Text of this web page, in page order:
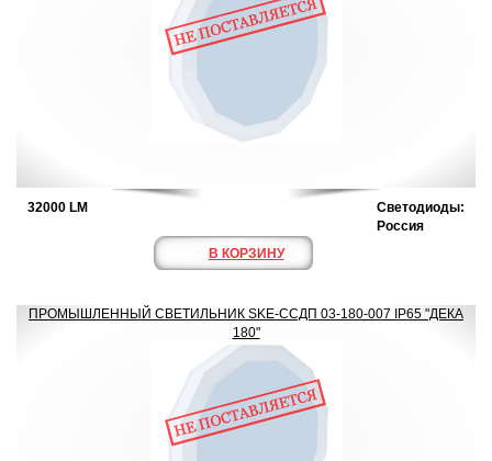
32000 LM
Светодиоды:
Россия
В КОРЗИНУ
ПРОМЫШЛЕННЫЙ СВЕТИЛЬНИК SKE-ССДП 03-180-007 IP65 "ДЕКА
180"